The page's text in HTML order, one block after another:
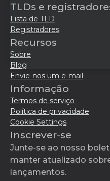
TLDs e
Lista de TLD
Registradores
Recursos
Sobre
Blog
Envie-nos um e-mail
Informação
Termos de serviço
Política de privacidade
Cookie Settings
Inscrever-se
Junte-se ao nosso
manter atualizado
lançamentos.